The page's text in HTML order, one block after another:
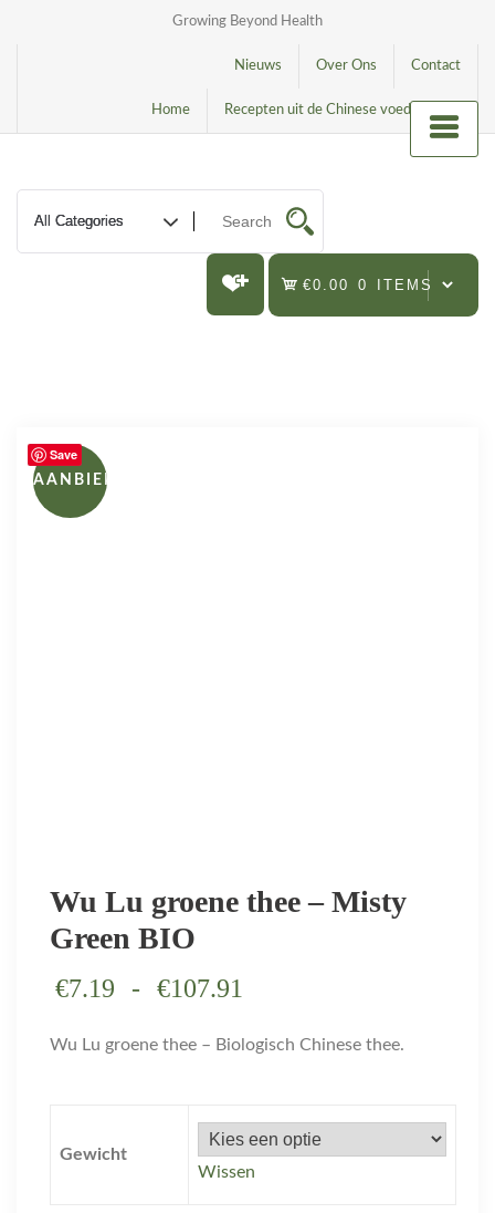
Growing Beyond Health
Contact
Over Ons
Nieuws
Recepten uit de Chinese voedingsleer
Home
€0.00 0 ITEMS
AANBIEDING!
Save
Wu Lu groene thee – Misty
Green BIO
€7.19 - €107.91
Wu Lu groene thee – Biologisch Chinese thee.
Gewicht
Wissen